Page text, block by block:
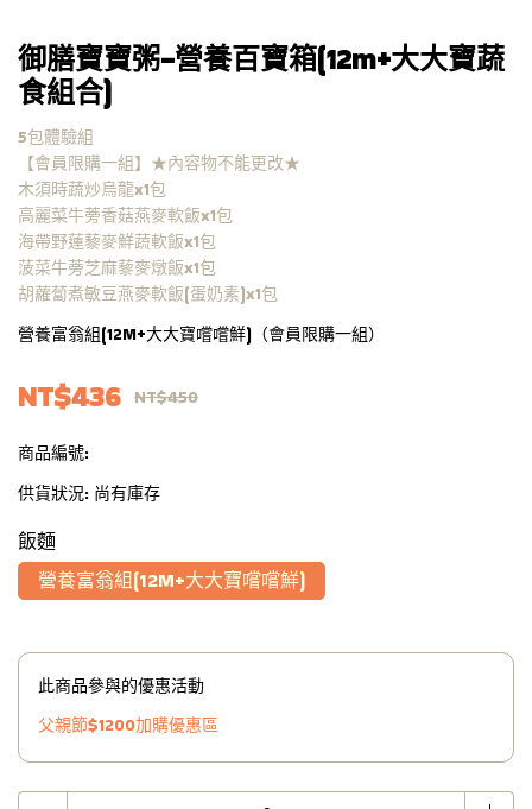
御膳寶寶粥-營養百寶箱(12m+大大寶蔬
食組合)
5包體驗組
【會員限購一組】★內容物不能更改★
木須時蔬炒烏龍x1包
高麗菜牛蒡香菇燕麥軟飯x1包
海帶野蓮藜麥鮮蔬軟飯x1包
菠菜牛蒡芝麻藜麥燉飯x1包
胡蘿蔔煮敏豆燕麥軟飯(蛋奶素)x1包
營養富翁組(12M+大大寶嚐嚐鮮)（會員限購一組）
NT$436 NT$450
商品編號:
供貨狀況: 尚有庫存
飯麵
營養富翁組(12M+大大寶嚐嚐鮮)
此商品參與的優惠活動
父親節$1200加購優惠區